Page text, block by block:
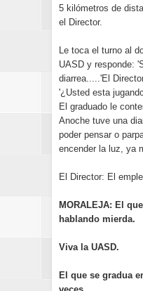
5 kilómetros de
el Director.
Le toca el turno al
UASD y responde:
diarrea.....'El
'¿Usted esta
El graduado le
Anoche tuve una
poder pensar o
encender la luz, ya
El Director: El
MORALEJA: El
hablando mierda.
Viva la UASD.
El que se gradua